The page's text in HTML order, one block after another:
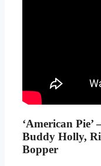
‘American Pie’
Buddy Holly,
Bopper